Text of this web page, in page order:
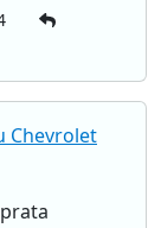
Chevrolet